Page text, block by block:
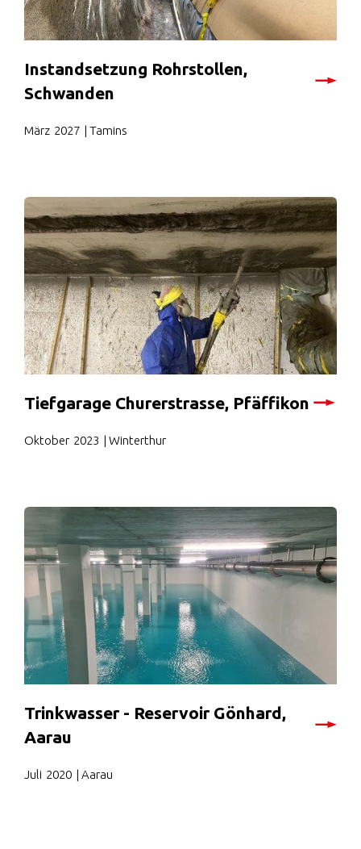
Instandsetzung Rohrstollen,
Schwanden
März 2027 | Tamins
Tiefgarage Churerstrasse, Pfäffikon
Oktober 2023 | Winterthur
Trinkwasser - Reservoir Gönhard,
Aarau
Juli 2020 | Aarau